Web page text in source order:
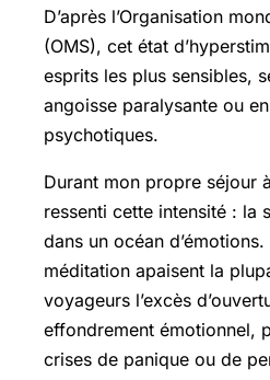
D’après l’Organisation
(OMS), cet état
esprits les plus sensibles,
angoisse paralysante ou
psychotiques.
Durant mon propre séjour
ressenti cette intensité : la
dans un océan
méditation apaisent la
voyageurs l’excès
effondrement émotionnel,
crises de panique ou de